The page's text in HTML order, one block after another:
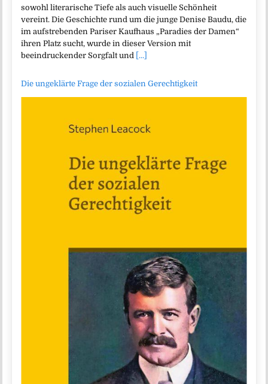
sowohl literarische Tiefe als auch visuelle Schönheit
vereint. Die Geschichte rund um die junge Denise Baudu, die
im aufstrebenden Pariser Kaufhaus „Paradies der Damen“
ihren Platz sucht, wurde in dieser Version mit
beeindruckender Sorgfalt und [...]
Die ungeklärte Frage der sozialen Gerechtigkeit